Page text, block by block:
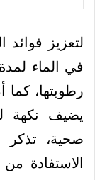
لتعزيز
رطوبتها، كما
يضيف نكهة
صحية، تذكر
الاستفادة